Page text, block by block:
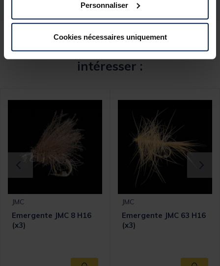
Personnaliser
Cookies nécessaires uniquement
Ces produits pourraient vous
intéresser :
JMC
Emergente JMC 8 H16
(x3)
JMC
Emergente JMC 63 H16
(x3)